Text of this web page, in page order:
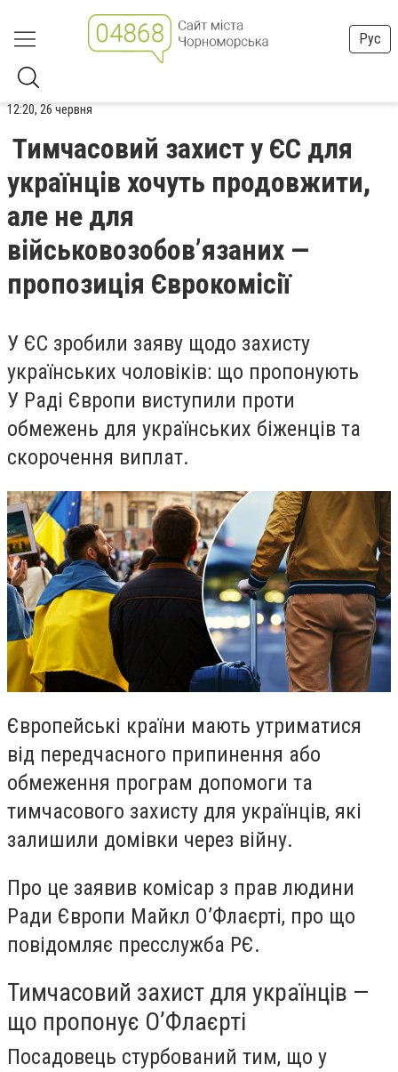
Рус
12:20, 26 червня
Тимчасовий захист у ЄС для
українців хочуть продовжити,
але не для
військовозобовʼязаних —
пропозиція Єврокомісії
У ЄС зробили заяву щодо захисту
українських чоловіків: що пропонують
У Раді Європи виступили проти
обмежень для українських біженців та
скорочення виплат.
Європейські країни мають утриматися
від передчасного припинення або
обмеження програм допомоги та
тимчасового захисту для українців, які
залишили домівки через війну.
Про це заявив комісар з прав людини
Ради Європи Майкл О’Флаєрті, про що
повідомляє пресслужба РЄ.
Тимчасовий захист для українців —
що пропонує О’Флаєрті
Посадовець стурбований тим, що у